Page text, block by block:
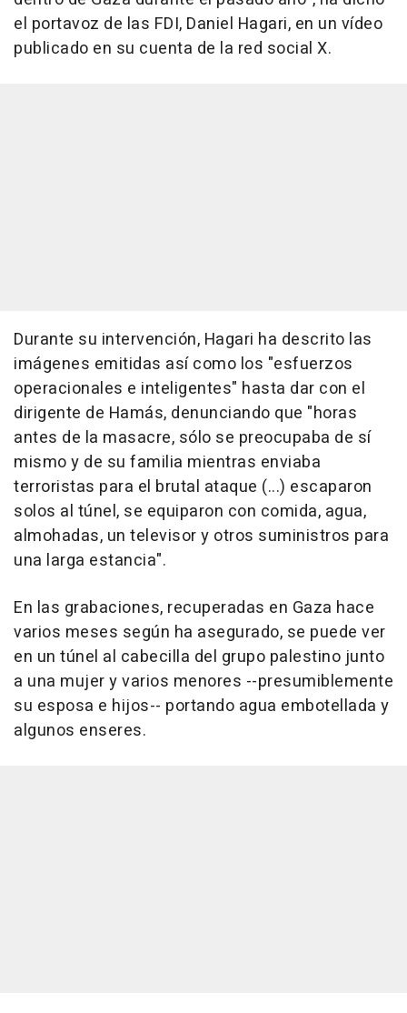
el portavoz de las FDI, Daniel Hagari, en un vídeo
publicado en su cuenta de la red social X.
Durante su intervención, Hagari ha descrito las
imágenes emitidas así como los "esfuerzos
operacionales e inteligentes" hasta dar con el
dirigente de Hamás, denunciando que "horas
antes de la masacre, sólo se preocupaba de sí
mismo y de su familia mientras enviaba
terroristas para el brutal ataque (...) escaparon
solos al túnel, se equiparon con comida, agua,
almohadas, un televisor y otros suministros para
una larga estancia".
En las grabaciones, recuperadas en Gaza hace
varios meses según ha asegurado, se puede ver
en un túnel al cabecilla del grupo palestino junto
a una mujer y varios menores --presumiblemente
su esposa e hijos-- portando agua embotellada y
algunos enseres.